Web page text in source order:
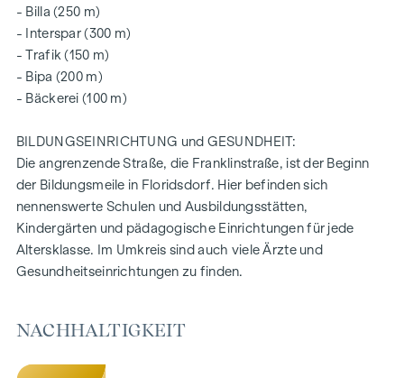
Die freien Objekte sind noch in allen Wohnungsgrößen
verfügbar und beinhalten allesamt eine Freifläche in Form
von einer Loggia, einem Balkon, einem Eigengarten oder
einer Terrasse und einem versperrbaren Kellerabteil.
Projekt-Website:www.fahrbachgasse6-8.at
VEREINBAREN SIE NOCH HEUTE EINEN
NACHHALTIGKEIT
Wohlbefinden der zukünftigen Bewohner und die
- Billa (250 m)
- Interspar (300 m)
- Trafik (150 m)
- Bipa (200 m)
- Bäckerei (100 m)
BILDUNGSEINRICHTUNG und GESUNDHEIT:
Die angrenzende Straße, die Franklinstraße, ist der Beginn
der Bildungsmeile in Floridsdorf. Hier befinden sich
nennenswerte Schulen und Ausbildungsstätten,
Kindergärten und pädagogische Einrichtungen für jede
Altersklasse. Im Umkreis sind auch viele Ärzte und
Gesundheitseinrichtungen zu finden.
NACHHALTIGKEIT